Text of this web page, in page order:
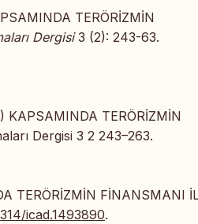
TERÖRİZMİN
Dergisi3 (2): 243-63.
TERÖRİZMİN
Dergisi 3 2 243–263.
TERÖRİZMİN FİNANSMANI
icad.1493890.